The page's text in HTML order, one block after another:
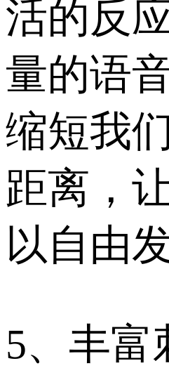
活的反
量的语
缩短我
距离，
以自由
5、丰富